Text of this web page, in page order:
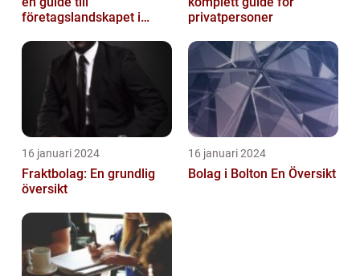
företagslandskapet i
stad
privatpersoner
16 januari 2024
Fraktbolag: En grundlig
översikt
16 januari 2024
Bolag i Bolton En Översikt